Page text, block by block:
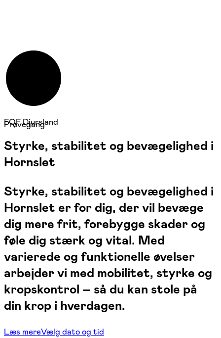
Prøvegang
FOF Djursland
Styrke, stabilitet og bevægelighed i
Hornslet
Styrke, stabilitet og bevægelighed i
Hornslet er for dig, der vil bevæge
dig mere frit, forebygge skader og
føle dig stærk og vital. Med
varierede og funktionelle øvelser
arbejder vi med mobilitet, styrke og
kropskontrol – så du kan stole på
din krop i hverdagen.
Læs mereVælg dato og tid